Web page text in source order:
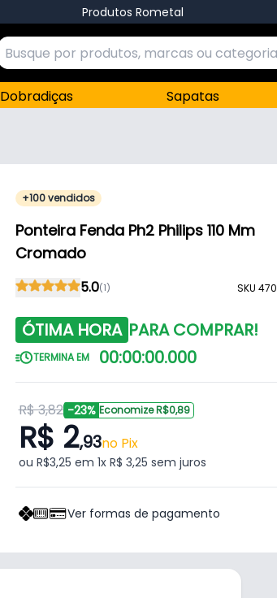
Produtos Rometal
Dobradiças Sapatas
+100 vendidos
Ponteira Fenda Ph2 Philips 110 Mm
Cromado
5.0(1) SKU 470
ÓTIMA HORA PARA COMPRAR!
TERMINA EM 00:00:00.000
R$ 3,82 -23% Economize R$0,89
R$ 2,93no Pix
ou R$3,25 em 1x R$ 3,25 sem juros
Ver formas de pagamento